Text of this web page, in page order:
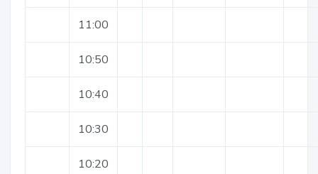
11:00
10:50
10:40
10:30
10:20